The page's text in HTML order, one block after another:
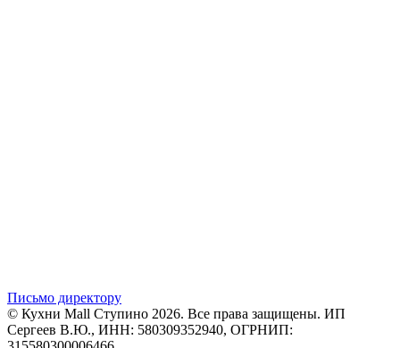
Письмо директору
© Кухни Mall Ступино 2026. Все права защищены. ИП
Сергеев В.Ю., ИНН: 580309352940, ОГРНИП: